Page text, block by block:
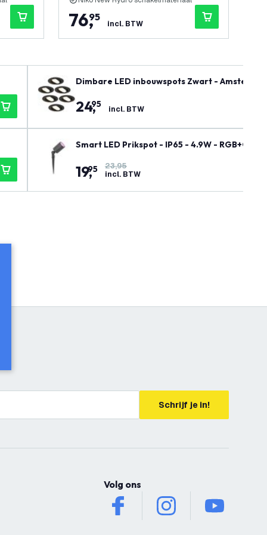
76,
95
incl. BTW
Dimbare LED inbouwspots Zwart -
24,
95 incl. BTW
Smart LED Prikspot - IP65 - 4.9W -
19,
95
23,95
incl. BTW
Schrijf je in!
Volg ons
facebook instagram youtube